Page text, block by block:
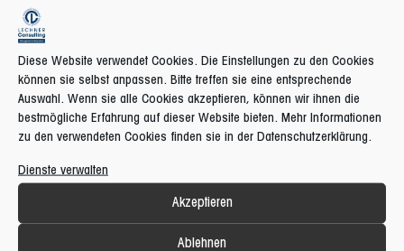
Diese Website verwendet Cookies. Die Einstellungen zu den Cookies
können sie selbst anpassen. Bitte treffen sie eine entsprechende
Auswahl. Wenn sie alle Cookies akzeptieren, können wir ihnen die
bestmögliche Erfahrung auf dieser Website bieten. Mehr Informationen
zu den verwendeten Cookies finden sie in der Datenschutzerklärung.
Dienste verwalten
Akzeptieren
Ablehnen
Kann ich Themenvorschläge
einreichen?
Gibt es eine Verbindung vom
Freiheit ruft Deinen Namen –
Jeder ist seines Glückes
Schmied“?